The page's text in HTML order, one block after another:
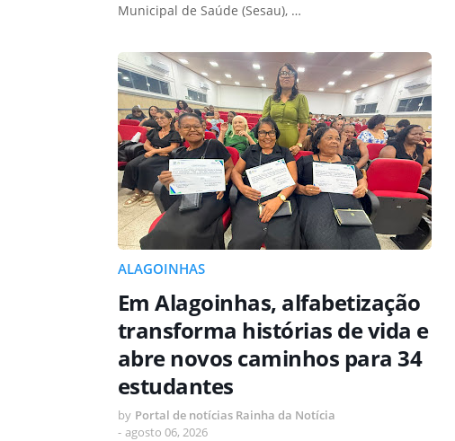
Municipal de Saúde (Sesau), …
ALAGOINHAS
Em Alagoinhas, alfabetização
transforma histórias de vida e
abre novos caminhos para 34
estudantes
by Portal de notícias Rainha da Notícia
- agosto 06, 2026